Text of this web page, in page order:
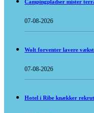
Campingpladser mister
07-08-2026
Wolt forventer lavere
07-08-2026
Hotel i Ribe knækker